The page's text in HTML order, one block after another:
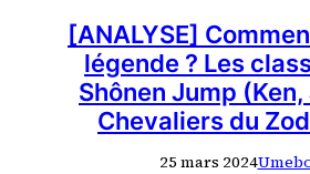
[ANALYSE]
légende ? Les
Shônen Jump
Chevaliers du
25 mars 2024